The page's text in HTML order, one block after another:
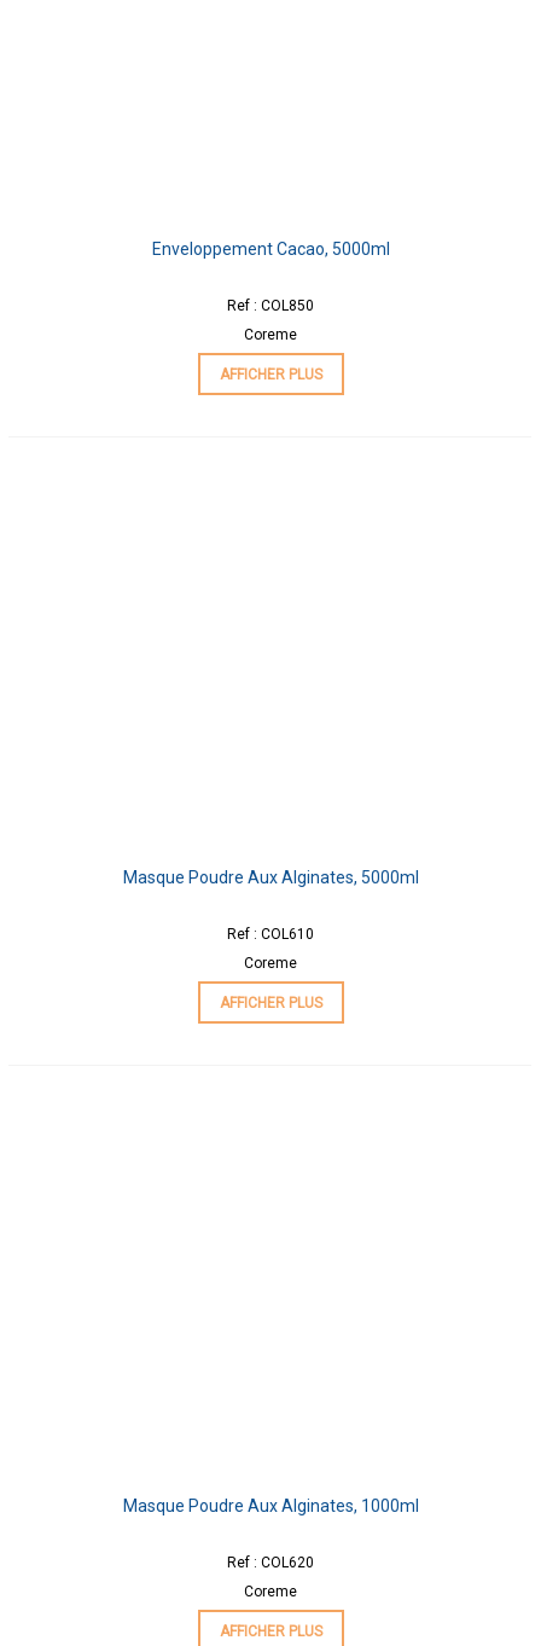
Enveloppement Cacao, 5000ml
Ref : COL850
Coreme
AFFICHER PLUS
Masque Poudre Aux Alginates, 5000ml
Ref : COL610
Coreme
AFFICHER PLUS
Masque Poudre Aux Alginates, 1000ml
Ref : COL620
Coreme
AFFICHER PLUS